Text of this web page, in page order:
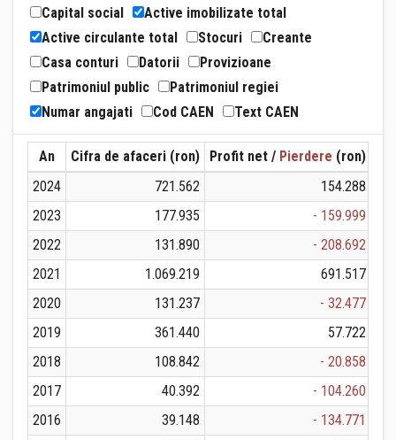
Capital social
Active imobilizate total
Active circulante total
Stocuri
Creante
Casa conturi
Datorii
Provizioane
Patrimoniul public
Patrimoniul regiei
Numar angajati
Cod CAEN Text CAEN
An Cifra de afaceri (ron) Profit net / Pierdere (ron)
2024
721.562
154.288
2023
177.935
- 159.999
2022
131.890
- 208.692
2021
1.069.219
691.517
2020
131.237
- 32.477
2019
361.440
57.722
2018
108.842
- 20.858
2017
40.392
- 104.260
2016
39.148
- 134.771